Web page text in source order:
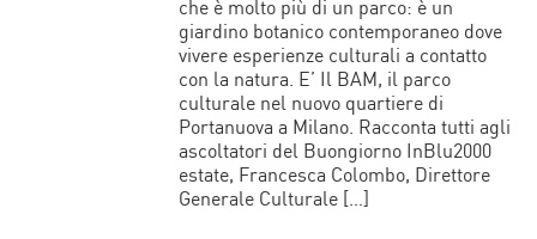
che è molto più di un parco: è un
giardino botanico contemporaneo dove
vivere esperienze culturali a contatto
con la natura. E’ Il BAM, il parco
culturale nel nuovo quartiere di
Portanuova a Milano. Racconta tutti agli
ascoltatori del Buongiorno InBlu2000
estate, Francesca Colombo, Direttore
Generale Culturale […]